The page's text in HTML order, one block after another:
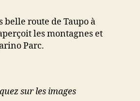
belle route de Taupo à
les montagnes et
Parc.
sur les images